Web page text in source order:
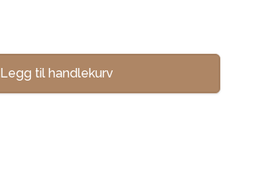
Legg til handlekurv